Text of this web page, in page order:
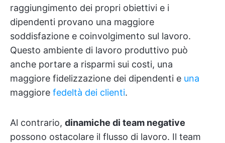
raggiungimento dei propri obiettivi e i
dipendenti provano una maggiore
soddisfazione e coinvolgimento sul lavoro.
Questo ambiente di lavoro produttivo può
anche portare a risparmi sui costi, una
maggiore fidelizzazione dei dipendenti e una
maggiore fedeltà dei clienti.
Al contrario, dinamiche di team negative
possono ostacolare il flusso di lavoro. Il team